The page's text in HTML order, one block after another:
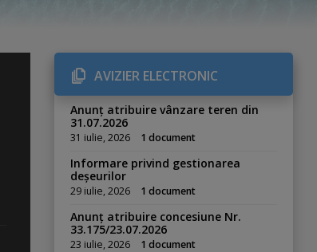
AVIZIER ELECTRONIC
Anunț atribuire vânzare teren din
31.07.2026
31 iulie, 2026 1 document
Informare privind gestionarea
deșeurilor
29 iulie, 2026 1 document
Anunț atribuire concesiune Nr.
33.175/23.07.2026
23 iulie, 2026 1 document